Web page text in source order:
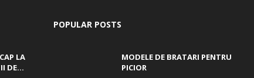
LA
DE...
POPULAR POSTS
MODELE DE BRATARI PENTRU
PICIOR